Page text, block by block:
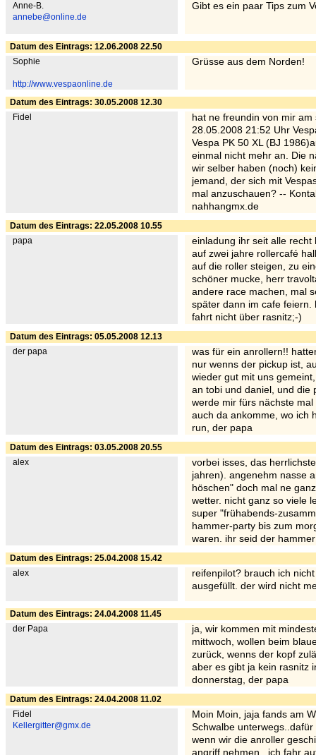
Anne-B.
annebe@online.de
Gibt es ein paar Tips zum
Datum des Eintrags: 12.06.2008 22.50
Sophie
http://www.vespaonline.de
Grüsse aus dem Norden!
Datum des Eintrags: 30.05.2008 12.30
Fidel
hat ne freundin von mir
28.05.2008 21:52 Uhr
Vespa PK 50 XL (BJ
einmal nicht mehr an. Die
wir selber haben (noch)
jemand, der sich mit
mal anzuschauen? --
nahhangmx.de
Datum des Eintrags: 22.05.2008 10.55
papa
einladung ihr seit alle
auf zwei jahre rollercafé
auf die roller steigen, zu
schöner mucke, herr
andere race machen, mal
später dann im cafe feiern.
fahrt nicht über rasnitz;-)
Datum des Eintrags: 05.05.2008 12.13
der papa
was für ein anrollern!!
nur wenns der pickup ist,
wieder gut mit uns
an tobi und daniel, und die
werde mir fürs nächste
auch da ankomme, wo ich
run, der papa
Datum des Eintrags: 03.05.2008 20.55
alex
vorbei isses, das
jahren). angenehm nasse
höschen" doch mal ne
wetter. nicht ganz so viele
super "frühabends-
hammer-party bis zum
waren. ihr seid der
Datum des Eintrags: 25.04.2008 15.42
alex
reifenpilot? brauch ich
ausgefüllt. der wird nicht
Datum des Eintrags: 24.04.2008 11.45
der Papa
ja, wir kommen mit
mittwoch, wollen beim
zurück, wenns der kopf
aber es gibt ja kein rasnitz
donnerstag, der papa
Datum des Eintrags: 24.04.2008 11.02
Fidel
Kellergitter@gmx.de
Moin Moin, jaja fands am
Schwalbe
wenn wir die anroller
angriff nehmen.. ich fahr